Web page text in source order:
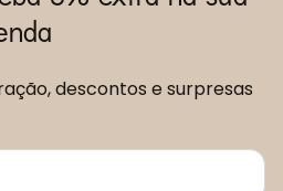
descontos e surpresas